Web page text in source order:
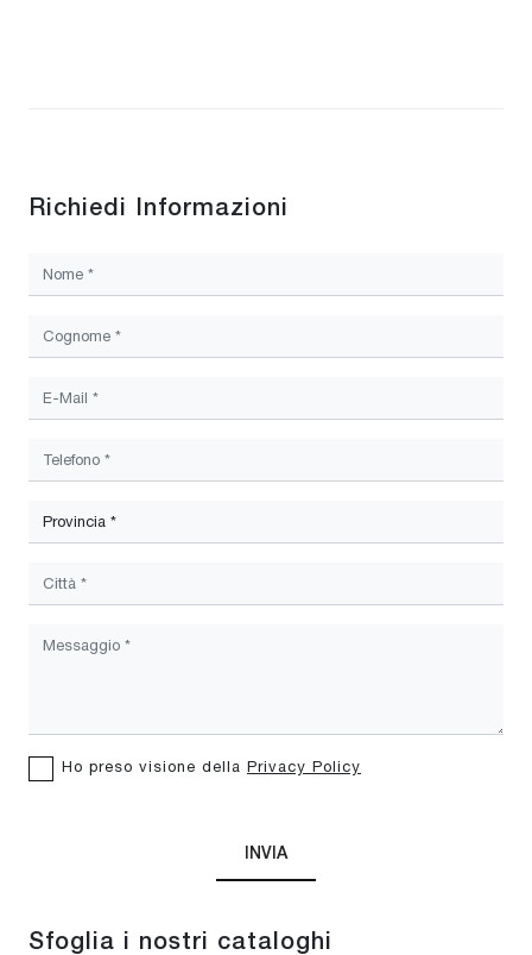
Sfoglia i nostri cataloghi
Richiedi Informazioni
Ho preso visione della Privacy Policy
INVIA